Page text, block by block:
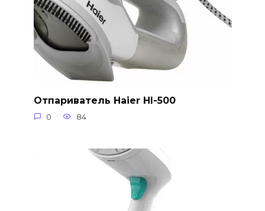
Отпариватель Haier HI-500
0 84